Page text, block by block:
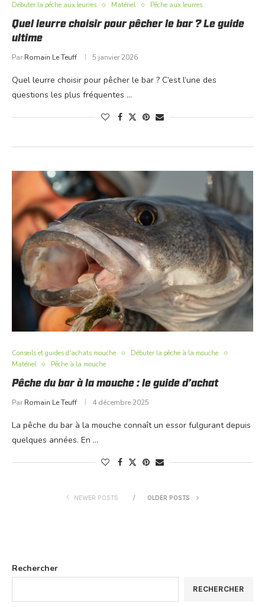
Débuter la pêche aux leurres
Matériel Pêche aux leurres
Quel leurre choisir pour pêcher le bar ? Le guide
ultime
Par Romain Le Teuff 5 janvier 2026
Quel leurre choisir pour pêcher le bar ? C’est l’une des
questions les plus fréquentes …
Conseils et guides d'achats mouche
Débuter la pêche à la mouche
Matériel
Pêche à la mouche
Pêche du bar à la mouche : le guide d’achat
Par Romain Le Teuff 4 décembre 2025
La pêche du bar à la mouche connaît un essor fulgurant depuis
quelques années. En …
NEWER POSTS OLDER POSTS
Rechercher
RECHERCHER